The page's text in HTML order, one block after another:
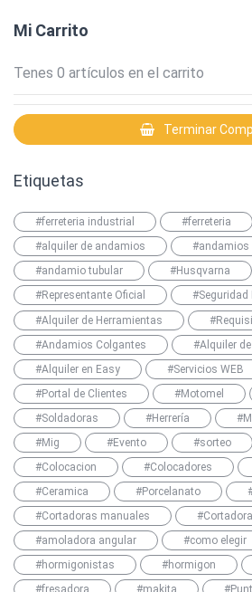
Mi Carrito
Tenes 0 artículos en el carrito
Terminar
Etiquetas
#ferreteria industrial
#ferreteria
#alquiler de andamios
#andamios
#andamio tubular
#Husqvarna
#Representante Oficial
#Seguridad
#Alquiler de Herramientas
#Andamios Colgantes
#Alquiler
#Alquiler en Easy
#Servicios WEB
#Portal de Clientes
#Motomel
#Soldadoras
#Herrería
#Mig
#Evento #sorteo
#Colocacion
#Colocadores
#Ceramica
#Porcelanato
#Cortadoras manuales
#amoladora angular
#como elegir
#hormigonistas
#hormigon
#fresadora
#makita